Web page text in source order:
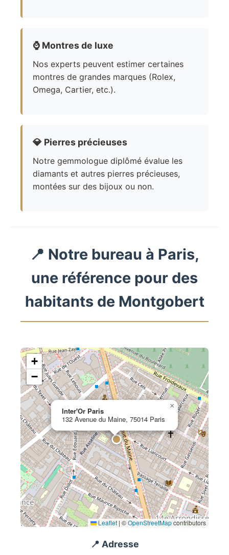
⌚ Montres de luxe
Nos experts peuvent estimer certaines
montres de grandes marques (Rolex,
Omega, Cartier, etc.).
💎 Pierres précieuses
Notre gemmologue diplômé évalue les
diamants et autres pierres précieuses,
montées sur des bijoux ou non.
📍 Notre bureau à Paris,
une référence pour des
habitants de Montgobert
Inter'Or Paris
132 Avenue du Maine, 75014 Paris
×
+
−
Leaflet | ©OpenStreetMapcontributors
📍 Adresse